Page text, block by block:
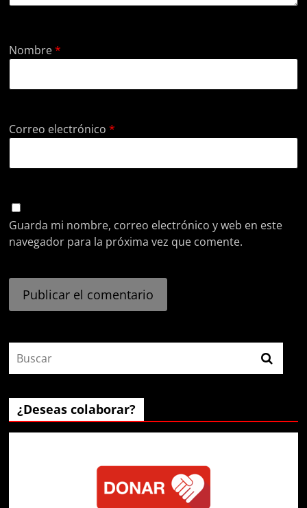
Nombre*
Correo electrónico*
Guarda mi nombre, correo electrónico y web en este
navegador para la próxima vez que comente.
¿Deseas colaborar?